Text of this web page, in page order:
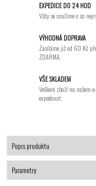
EXPEDICE DO 24 HOD
Vždy se snažíme o co
VÝHODNÁ DOPRAVA
Zasíláme již od 60 Kč
ZDARMA.
VŠE SKLADEM
Veškeré zboží na našem
expedovat.
Popis produktu
Parametry